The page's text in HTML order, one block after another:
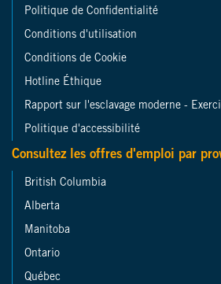
Politique de Confidentialité
Conditions d'utilisation
Conditions de Cookie
Hotline Éthique
Rapport sur l'esclavage moderne -
Politique d'accessibilité
Consultez les offres d'emploi par
British Columbia
Alberta
Manitoba
Ontario
Québec